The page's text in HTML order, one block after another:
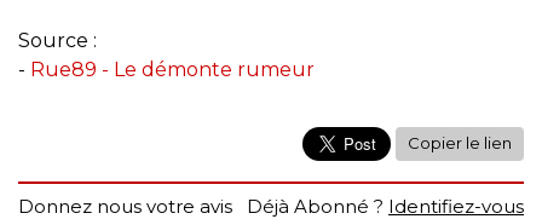
Source :
- Rue89 - Le démonte rumeur
Copier le lien
Donnez nous votre avis Déjà Abonné ? Identifiez-vous